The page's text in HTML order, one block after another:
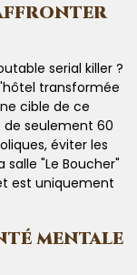
serial killer ?
transformée
cible de ce
de seulement 60
éviter les
"Le Boucher"
est uniquement
MENTALE